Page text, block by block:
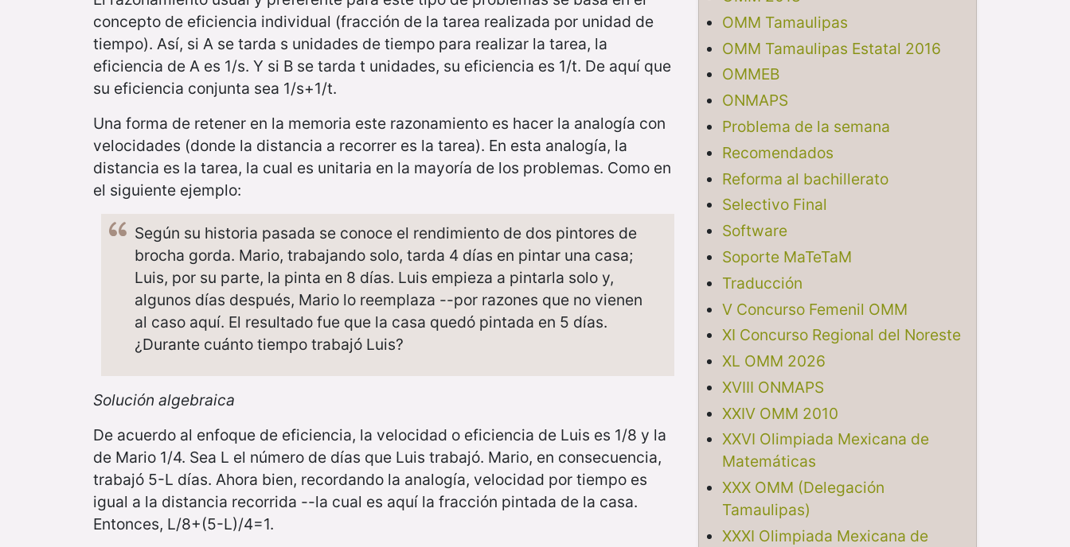
concepto de eficiencia individual (fracción de la tarea realizada por unidad de
tiempo). Así, si A se tarda s unidades de tiempo para realizar la tarea, la
eficiencia de A es 1/s. Y si B se tarda t unidades, su eficiencia es 1/t. De aquí que
su eficiencia conjunta sea 1/s+1/t.
Una forma de retener en la memoria este razonamiento es hacer la analogía con
velocidades (donde la distancia a recorrer es la tarea). En esta analogía, la
distancia es la tarea, la cual es unitaria en la mayoría de los problemas. Como en
el siguiente ejemplo:
Según su historia pasada se conoce el rendimiento de dos pintores de
brocha gorda. Mario, trabajando solo, tarda 4 días en pintar una casa;
Luis, por su parte, la pinta en 8 días. Luis empieza a pintarla solo y,
algunos días después, Mario lo reemplaza --por razones que no vienen
al caso aquí. El resultado fue que la casa quedó pintada en 5 días.
¿Durante cuánto tiempo trabajó Luis?
Solución algebraica
De acuerdo al enfoque de eficiencia, la velocidad o eficiencia de Luis es 1/8 y la
de Mario 1/4. Sea L el número de días que Luis trabajó. Mario, en consecuencia,
trabajó 5-L días. Ahora bien, recordando la analogía, velocidad por tiempo es
igual a la distancia recorrida --la cual es aquí la fracción pintada de la casa.
Entonces, L/8+(5-L)/4=1.
OMM Tamaulipas
OMM Tamaulipas Estatal 2016
OMMEB
ONMAPS
Problema de la semana
Recomendados
Reforma al bachillerato
Selectivo Final
Software
Soporte MaTeTaM
Traducción
V Concurso Femenil OMM
XI Concurso Regional del Noreste
XL OMM 2026
XVIII ONMAPS
XXIV OMM 2010
XXVI Olimpiada Mexicana de
Matemáticas
XXX OMM (Delegación
Tamaulipas)
XXXI Olimpiada Mexicana de